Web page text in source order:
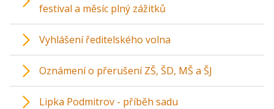
festival a měsíc plný zážitků
Vyhlášení ředitelského volna
Oznámení o přerušení ZŠ, ŠD, MŠ a ŠJ
Lipka Podmitrov - příběh sadu